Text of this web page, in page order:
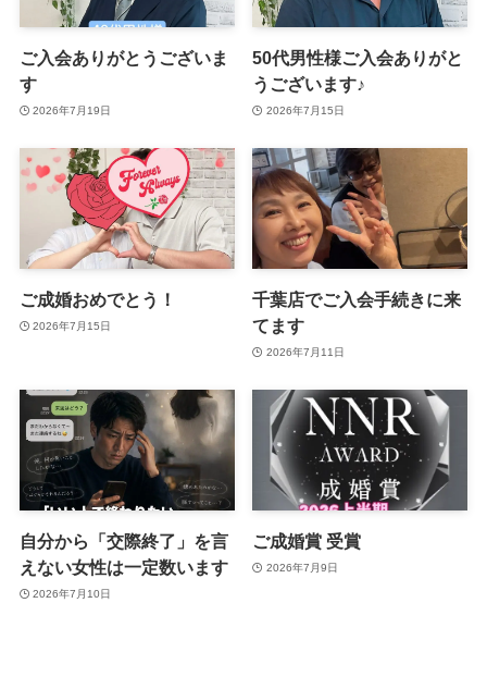
ご入会ありがとうございま
す
2026年7月19日
50代男性様ご入会ありがと
うございます♪
2026年7月15日
ご成婚おめでとう！
2026年7月15日
千葉店でご入会手続きに来
てます
2026年7月11日
自分から「交際終了」を言
えない女性は一定数います
2026年7月10日
ご成婚賞 受賞
2026年7月9日